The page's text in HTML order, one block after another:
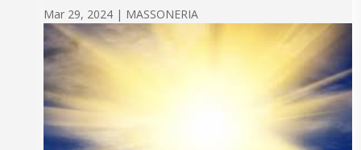
Mar 29, 2024 | MASSONERIA